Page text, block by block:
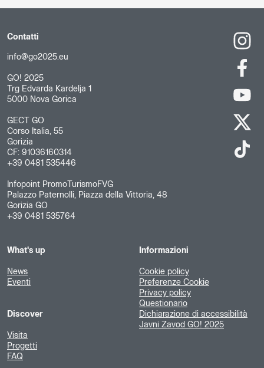
Contatti
info@go2025.eu
GO! 2025
Trg Edvarda Kardelja 1
5000 Nova Gorica
GECT GO
Corso Italia, 55
Gorizia
CF: 91036160314
+39 0481 535446
Infopoint PromoTurismoFVG
Palazzo Paternolli, Piazza della Vittoria, 48
Gorizia GO
+39 0481 535764
What's up
News
Eventi
Discover
Visita
Progetti
FAQ
Informazioni
Cookie policy
Preferenze Cookie
Privacy policy
Questionario
Dichiarazione di accessibilità
Javni Zavod GO! 2025